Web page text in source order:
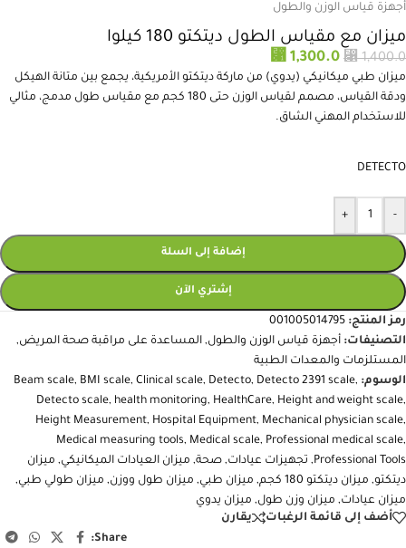
أجهزة قياس الوزن والطول
ميزان مع مقياس الطول ديتكتو 180 كيلوا
⃁1,400.0
⃁ 1,300.0
ميزان طبي ميكانيكي (يدوي) من ماركة ديتكتو الأمريكية، يجمع بين متانة الهيكل
ودقة القياس، مصمم لقياس الوزن حتى 180 كجم مع مقياس طول مدمج، مثالي
للاستخدام المهني الشاق.
DETECTO
-
+
إضافة إلى السلة
إشتري الآن
رمز المنتج: 001005014795
التصنيفات: أجهزة قياس الوزن والطول, المساعدة على مراقبة صحة المريض,
المستلزمات والمعدات الطبية
الوسوم:
Beam scale, BMI scale, Clinical scale, Detecto, Detecto 2391 scale,
Detecto scale, health monitoring, HealthCare, Height and weight scale,
Height Measurement, Hospital Equipment, Mechanical physician scale,
Medical measuring tools, Medical scale, Professional medical scale,
Professional Tools
, تجهيزات عيادات, صحة, ميزان العيادات الميكانيكي, ميزان
ديتكتو, ميزان ديتكتو 180 كجم , ميزان طبي, ميزان طول ووزن, ميزان طولي طبي,
ميزان عيادات, ميزان وزن طول, ميزان يدوي
أضف إلى قائمة الرغبات
يقارن
Share: